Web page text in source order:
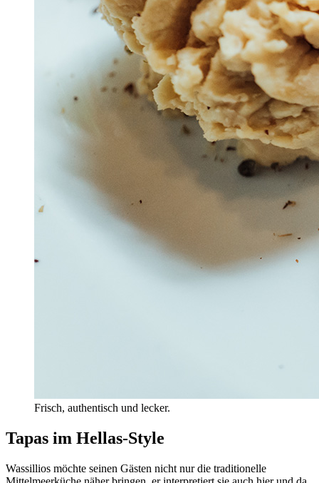
Frisch, authentisch und lecker.
Tapas im Hellas-Style
Wassillios möchte seinen Gästen nicht nur die traditionelle